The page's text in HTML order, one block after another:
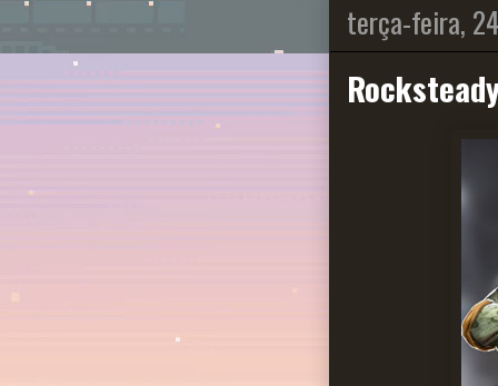
terça-feira,